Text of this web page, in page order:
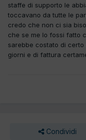
staffe di supporto le
toccavano da tutte le
credo che non ci sia
che se me lo fossi fatto
sarebbe costato di
giorni e di fattura
Condividi